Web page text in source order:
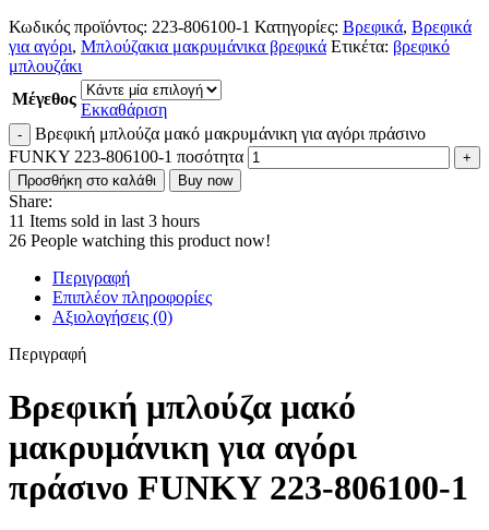
Κωδικός προϊόντος: 223-806100-1 Κατηγορίες: Βρεφικά, Βρεφικά
για αγόρι, Μπλούζακια μακρυμάνικα βρεφικά Ετικέτα: βρεφικό
μπλουζάκι
Μέγεθος
Εκκαθάριση
Βρεφική μπλούζα μακό μακρυμάνικη για αγόρι πράσινο
FUNKY 223-806100-1 ποσότητα
Προσθήκη στο καλάθι Buy now
Share:
11 Items sold in last 3 hours
26 People watching this product now!
Περιγραφή
Επιπλέον πληροφορίες
Αξιολογήσεις (0)
Περιγραφή
Βρεφική μπλούζα μακό
μακρυμάνικη για αγόρι
πράσινο FUNKY 223-806100-1